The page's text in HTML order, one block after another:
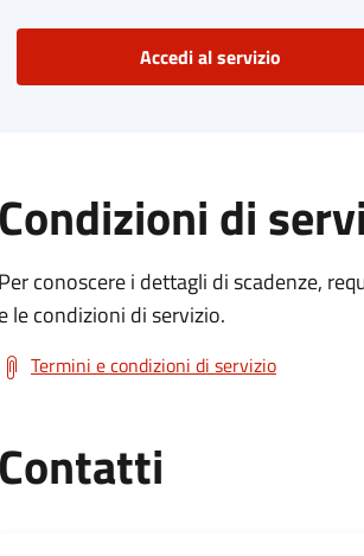
Accedi al servizio
Condizioni di
Per conoscere i dettagli di scadenze,
e le condizioni di servizio.
Termini e condizioni di servizio
Contatti